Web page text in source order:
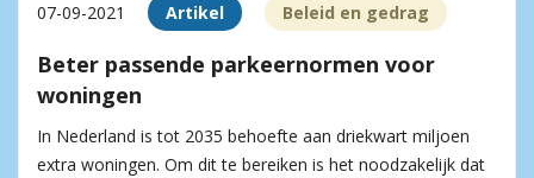
07-09-2021 Artikel Beleid en gedrag
Beter passende parkeer­normen voor
woningen
In Nederland is tot 2035 behoefte aan driekwart miljoen
extra woningen. Om dit te bereiken is het noodzakelijk dat